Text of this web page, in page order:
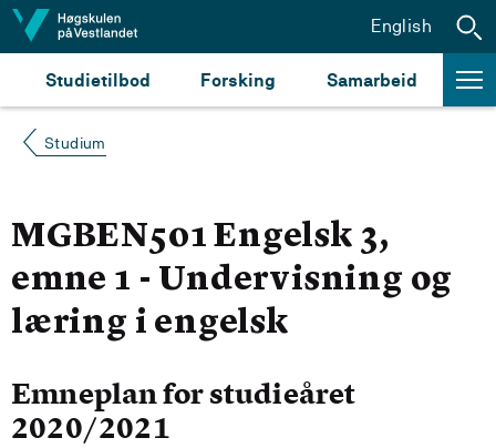
Hopp til innhald
Studietilbod Forsking Samarbeid
English
Studium
MGBEN501 Engelsk 3,
emne 1 - Undervisning og
læring i engelsk
Emneplan for studieåret
2020/2021